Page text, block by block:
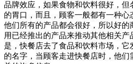
品牌效应，如果食物和饮料很好，但
的胃口，而且，顾客一般都有一种心
他们所有的产品都会很好，所以好的
用已经推出的产品来推动其他相关
是，快餐店去了食品和饮料市场，它
的名字，当顾客走进快餐店时，他们